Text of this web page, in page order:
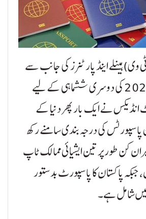
وی) ہینلے اینڈ پارٹنرز کی جانب سے
جولائی سے دسمبر 2025 کی دوسری ششماہی کے لیے
نے ایک بار پھر دنیا کے
پاسپورٹس کی درجہ بندی سامنے رکھ
کن طور پر تین ایشیائی ممالک ٹاپ
جبکہ پاکستان کا پاسپورٹ بدستور
شامل ہے۔